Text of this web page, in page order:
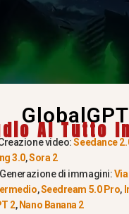
GlobalGPT
AI Tutto
video:Seedance
3.0,Sora 2
di immagini:
,Seedream 5.0 Pro,
2, Nano Banana 2